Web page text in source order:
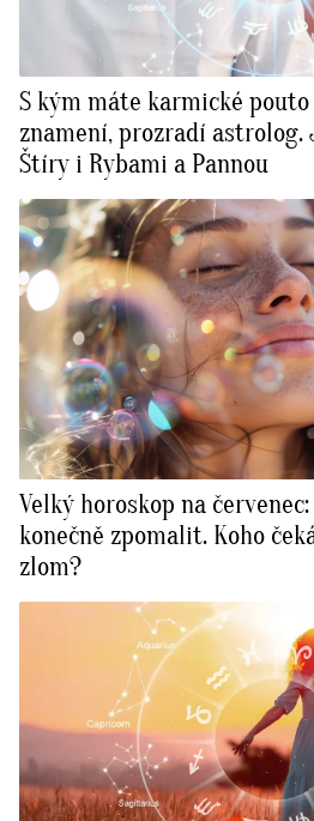
S kým máte karmické
znamení, prozradí
Štíry i Rybami a Pannou
Velký horoskop na
konečně zpomalit. Koho
zlom?